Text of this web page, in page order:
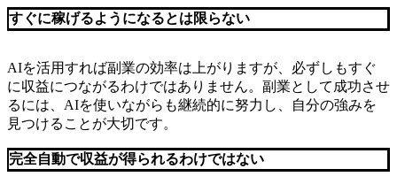
すぐに稼げるようになるとは限らない
AIを活用すれば副業の効率は上がりますが、必ずしもすぐ
に収益につながるわけではありません。副業として成功させ
るには、AIを使いながらも継続的に努力し、自分の強みを
見つけることが大切です。
完全自動で収益が得られるわけではない